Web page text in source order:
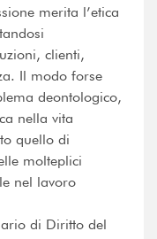
merita l’etica
clienti,
Il modo forse
deontologico,
nella vita
quello di
molteplici
nel lavoro
di Diritto del